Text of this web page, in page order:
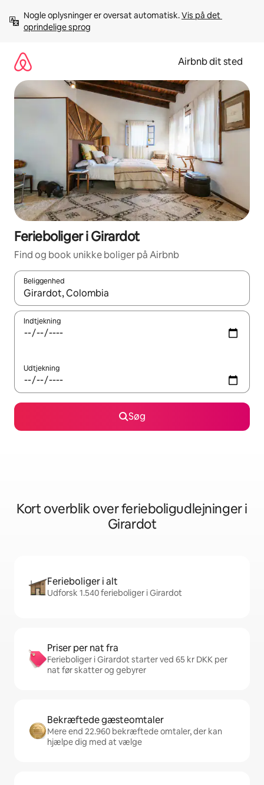
videre
Nogle oplysninger er oversat automatisk. Vis på det
oprindelige sprog
Airbnb dit sted
Ferieboliger i Girardot
Find og book unikke boliger på Airbnb
Beliggenhed
Når resultaterne er tilgængelige, skal du navigere med
Indtjekning
Udtjekning
Søg
Kort overblik over ferieboligudlejninger i
Girardot
Ferieboliger i alt
Udforsk 1.540 ferieboliger i Girardot
Priser per nat fra
Ferieboliger i Girardot starter ved 65 kr DKK per
nat før skatter og gebyrer
Bekræftede gæsteomtaler
Mere end 22.960 bekræftede omtaler, der kan
hjælpe dig med at vælge